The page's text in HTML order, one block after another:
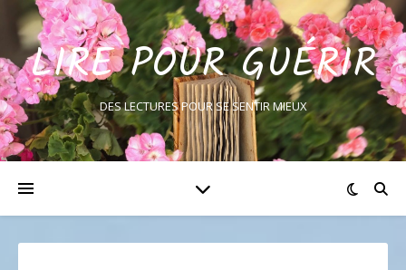
LIRE POUR GUÉRIR
DES LECTURES POUR SE SENTIR MIEUX